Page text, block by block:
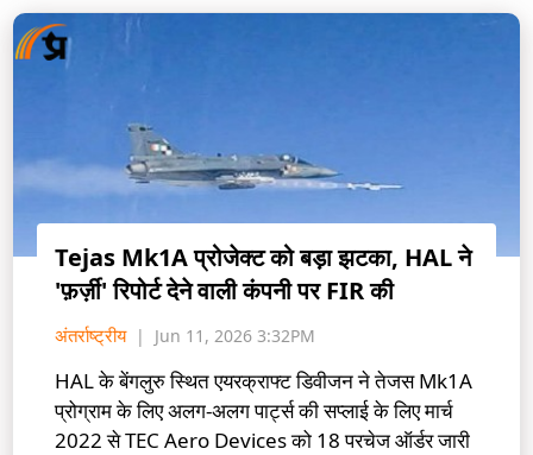
Tejas Mk1A प्रोजेक्ट को बड़ा झटका, HAL ने
'फ़र्ज़ी' रिपोर्ट देने वाली कंपनी पर FIR की
अंतर्राष्ट्रीय Jun 11, 2026 3:32PM
HAL के बेंगलुरु स्थित एयरक्राफ्ट डिवीजन ने तेजस Mk1A
प्रोग्राम के लिए अलग-अलग पार्ट्स की सप्लाई के लिए मार्च
2022 से TEC Aero Devices को 18 परचेज ऑर्डर जारी